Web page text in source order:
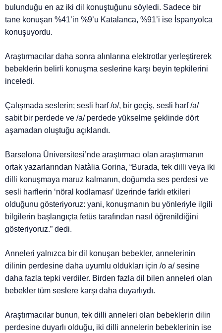
bulunduğu en az iki dil konuştuğunu söyledi. Sadece bir
tane konuşan %41’in %9’u Katalanca, %91’i ise İspanyolca
konuşuyordu.
Araştırmacılar daha sonra alınlarına elektrotlar yerleştirerek
bebeklerin belirli konuşma seslerine karşı beyin tepkilerini
inceledi.
Çalışmada seslerin; sesli harf /o/, bir geçiş, sesli harf /a/
sabit bir perdede ve /a/ perdede yükselme şeklinde dört
aşamadan oluştuğu açıklandı.
Barselona Üniversitesi’nde araştırmacı olan araştırmanın
ortak yazarlarından Natàlia Gorina, “Burada, tek dilli veya iki
dilli konuşmaya maruz kalmanın, doğumda ses perdesi ve
sesli harflerin ‘nöral kodlaması’ üzerinde farklı etkileri
olduğunu gösteriyoruz: yani, konuşmanın bu yönleriyle ilgili
bilgilerin başlangıçta fetüs tarafından nasıl öğrenildiğini
gösteriyoruz.” dedi.
Anneleri yalnızca bir dil konuşan bebekler, annelerinin
dilinin perdesine daha uyumlu oldukları için /o a/ sesine
daha fazla tepki verdiler. Birden fazla dil bilen anneleri olan
bebekler tüm seslere karşı daha duyarlıydı.
Araştırmacılar bunun, tek dilli anneleri olan bebeklerin dilin
perdesine duyarlı olduğu, iki dilli annelerin bebeklerinin ise